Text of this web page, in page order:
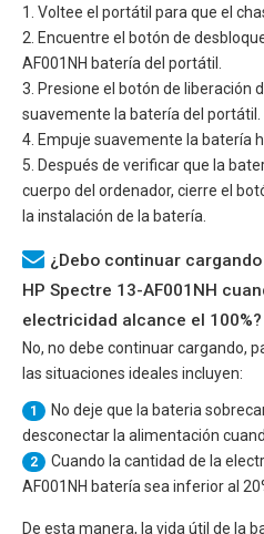
1. Voltee el portátil para que el
2. Encuentre el botón de
AF001NH batería del portátil.
3. Presione el botón de liberación
suavemente la batería del portátil.
4. Empuje suavemente la batería
5. Después de verificar que la
cuerpo del ordenador, cierre el
la instalación de la batería.
¿Debo continuar
HP Spectre 13-AF001NH
electricidad alcance el 100%?
No, no debe continuar cargando,
las situaciones ideales incluyen:
1
No deje que la bateria
desconectar la alimentación
2 Cuando la cantidad de la
AF001NH batería sea inferior al
De esta manera, la vida útil de la